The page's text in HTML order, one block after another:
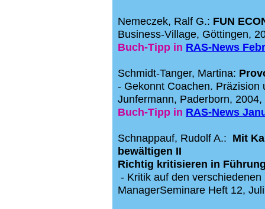
Nemeczek, Ralf G.: FUN
Business-Village, Göttingen,
Buch-Tipp in RAS-News
Schmidt-Tanger, Martina:
- Gekonnt Coachen.
Junfermann, Paderborn, 2004,
Buch-Tipp in RAS-News
Schnappauf, Rudolf A.: Mit
bewältigen II
Richtig kritisieren in
- Kritik auf den
ManagerSeminare Heft 12,